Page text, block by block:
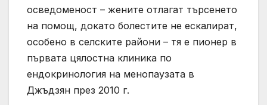
осведоменост – жените отлагат търсенето
на помощ, докато болестите не ескалират,
особено в селските райони – тя е пионер в
първата цялостна клиника по
ендокринология на менопаузата в
Джъдзян през 2010 г.